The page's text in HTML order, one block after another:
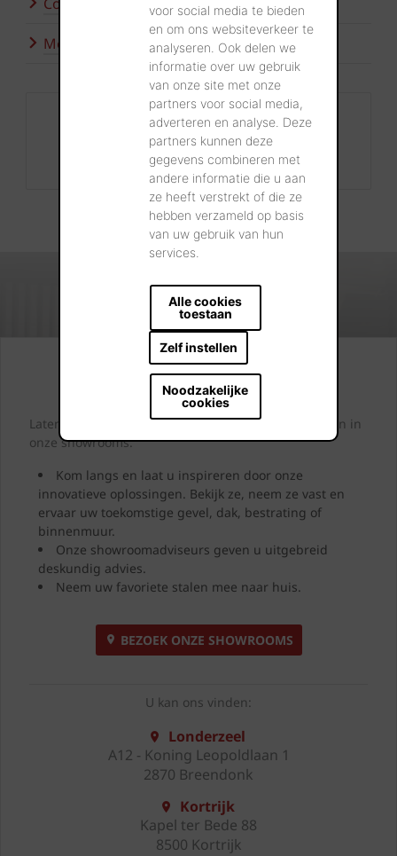
voor social media te bieden
en om ons websiteverkeer te
analyseren. Ook delen we
informatie over uw gebruik
van onze site met onze
partners voor social media,
adverteren en analyse. Deze
partners kunnen deze
gegevens combineren met
andere informatie die u aan
ze heeft verstrekt of die ze
hebben verzameld op basis
van uw gebruik van hun
services.
Alle cookies
toestaan
Zelf instellen
Noodzakelijke
cookies
Meer inspiratie
Contact
+32 56 24 96 38
info@wienerberger.be
Kijk. Droom. Kies.
Laten we samen letterlijk uw dromen tastbaar maken in
onze showrooms.
Kom langs en laat u inspireren door onze
innovatieve oplossingen. Bekijk ze, neem ze vast en
ervaar uw toekomstige gevel, dak, bestrating of
binnenmuur.
Onze showroomadviseurs geven u uitgebreid
deskundig advies.
Neem uw favoriete stalen mee naar huis.
BEZOEK ONZE SHOWROOMS
U kan ons vinden:
Londerzeel
A12 - Koning Leopoldlaan 1
2870 Breendonk
Kortrijk
Kapel ter Bede 88
8500 Kortrijk